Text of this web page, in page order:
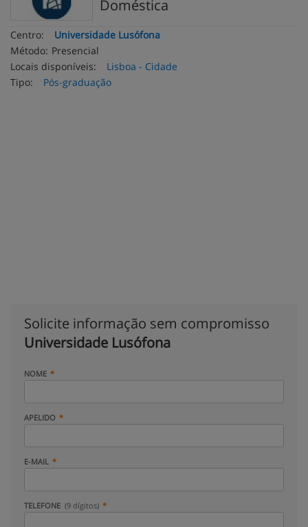
Doméstica
Centro:
Universidade Lusófona
Método: Presencial
Locais disponíveis:
Lisboa - Cidade
Tipo:
Pós-graduação
Solicite informação sem compromisso
Universidade Lusófona
NOME
APELIDO
E-MAIL
TELEFONE (9 dígitos)